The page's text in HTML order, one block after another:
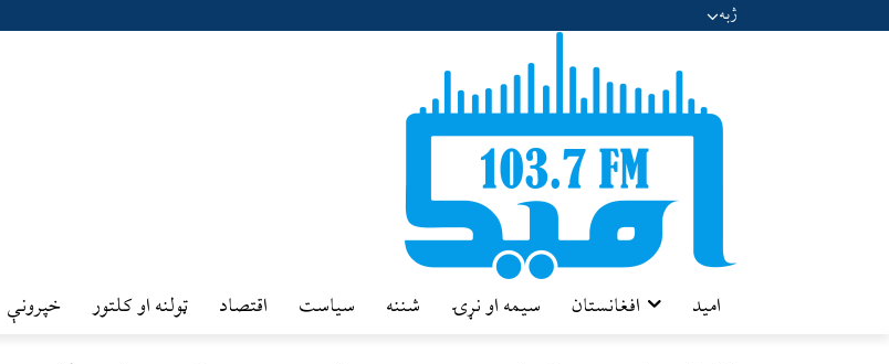
ژبه
امید افغانستان سیمه او نړۍ شننه سیاست اقتصاد ټولنه او کلتور خپرونې